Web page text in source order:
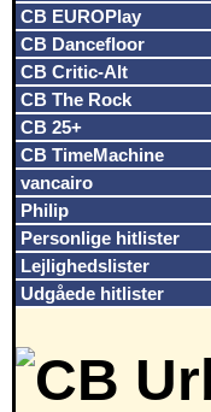
CB EUROPlay
CB Dancefloor
CB Critic-Alt
CB The Rock
CB 25+
CB TimeMachine
vancairo
Philip
Personlige hitlister
Lejlighedslister
Udgåede hitlister